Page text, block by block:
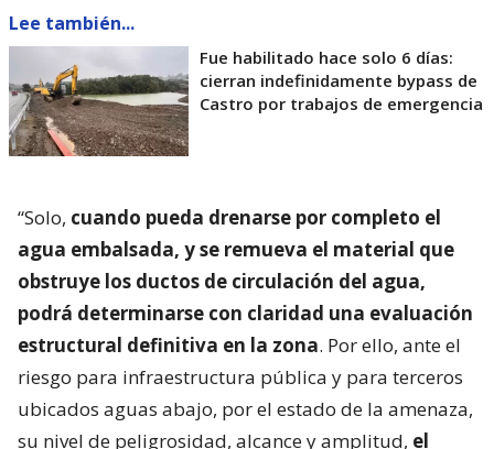
Lee también...
Fue habilitado hace solo 6 días:
cierran indefinidamente bypass de
Castro por trabajos de emergencia
“Solo, cuando pueda drenarse por completo el
agua embalsada, y se remueva el material que
obstruye los ductos de circulación del agua,
podrá determinarse con claridad una evaluación
estructural definitiva en la zona. Por ello, ante el
riesgo para infraestructura pública y para terceros
ubicados aguas abajo, por el estado de la amenaza,
su nivel de peligrosidad, alcance y amplitud, el